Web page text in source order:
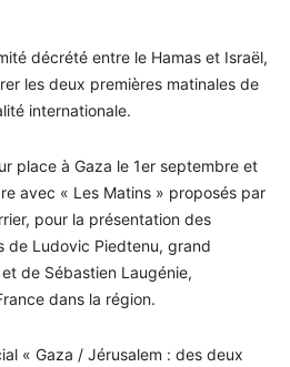
décrété entre le Hamas et Israël,
les deux premières matinales de
internationale.
place à Gaza le 1er septembre et
avec « Les Matins » proposés par
pour la présentation des
de Ludovic Piedtenu, grand
de Sébastien Laugénie,
dans la région.
« Gaza / Jérusalem : des deux